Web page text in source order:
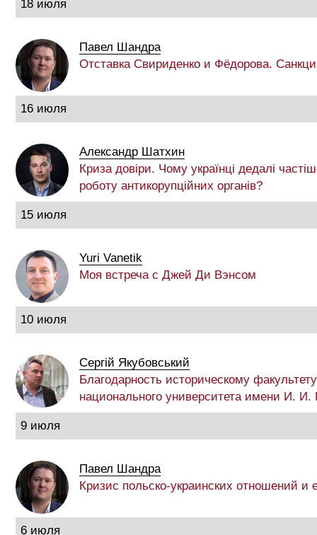
18 июля
Павел Шандра
Отставка Свириденко и Фёдорова.
16 июля
Александр Шатхин
Криза довіри. Чому українці дедалі
роботу антикорупційних органів?
15 июля
Yuri Vanetik
Моя встреча с Джей Ди Вэнсом
10 июля
Сергій Якубовський
Благодарность историческому
национального университета имени И. И.
9 июля
Павел Шандра
Кризис польско-украинских отношений и
6 июля